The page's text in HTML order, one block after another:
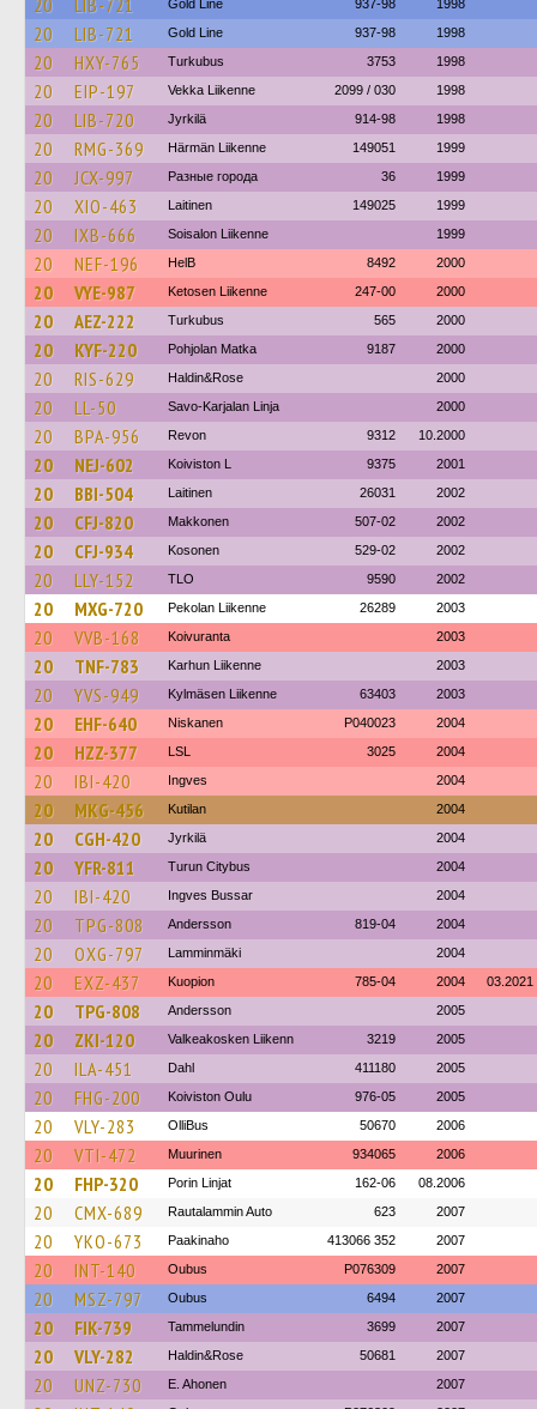
20 LIB-721 Gold Line 937-98 1998
20 LIB-721 Gold Line 937-98 1998
20 HXY-765 Turkubus 3753 1998
20 EIP-197 Vekka Liikenne 2099 / 030 1998
20 LIB-720 Jyrkilä 914-98 1998
20 RMG-369 Härmän Liikenne 149051 1999
20 JCX-997 Разные города 36 1999
20 XIO-463 Laitinen 149025 1999
20 IXB-666 Soisalon Liikenne 1999
20 NEF-196 HelB 8492 2000
20 VYE-987 Ketosen Liikenne 247-00 2000
20 AEZ-222 Turkubus 565 2000
20 KYF-220 Pohjolan Matka 9187 2000
20 RIS-629 Haldin&Rose 2000
20 LL-50 Savo-Karjalan Linja 2000
20 BPA-956 Revon 9312 10.2000
20 NEJ-602 Koiviston L 9375 2001
20 BBI-504 Laitinen 26031 2002
20 CFJ-820 Makkonen 507-02 2002
20 CFJ-934 Kosonen 529-02 2002
20 LLY-152 TLO 9590 2002
20 MXG-720 Pekolan Liikenne 26289 2003
20 VVB-168 Koivuranta 2003
20 TNF-783 Karhun Liikenne 2003
20 YVS-949 Kylmäsen Liikenne 63403 2003
20 EHF-640 Niskanen P040023 2004
20 HZZ-377 LSL 3025 2004
20 IBI-420 Ingves 2004
20 MKG-456 Kutilan 2004
20 CGH-420 Jyrkilä 2004
20 YFR-811 Turun Citybus 2004
20 IBI-420 Ingves Bussar 2004
20 TPG-808 Andersson 819-04 2004
20 OXG-797 Lamminmäki 2004
20 EXZ-437 Kuopion 785-04 2004 03.2021
20 TPG-808 Andersson 2005
20 ZKI-120 Valkeakosken Liikenn 3219 2005
20 ILA-451 Dahl 411180 2005
20 FHG-200 Koiviston Oulu 976-05 2005
20 VLY-283 OlliBus 50670 2006
20 VTI-472 Muurinen 934065 2006
20 FHP-320 Porin Linjat 162-06 08.2006
20 CMX-689 Rautalammin Auto 623 2007
20 YKO-673 Paakinaho 413066 352 2007
20 INT-140 Oubus P076309 2007
20 MSZ-797 Oubus 6494 2007
20 FIK-739 Tammelundin 3699 2007
20 VLY-282 Haldin&Rose 50681 2007
20 UNZ-730 E. Ahonen 2007